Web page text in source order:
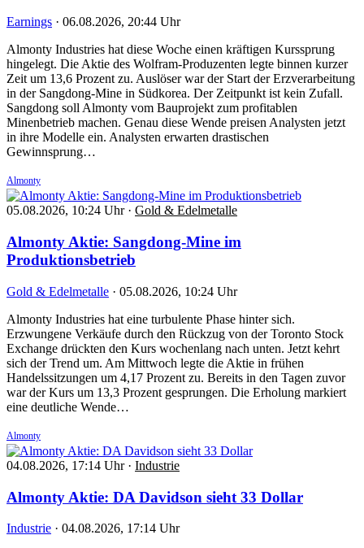
Earnings · 06.08.2026, 20:44 Uhr
Almonty Industries hat diese Woche einen kräftigen Kurssprung
hingelegt. Die Aktie des Wolfram-Produzenten legte binnen kurzer
Zeit um 13,6 Prozent zu. Auslöser war der Start der Erzverarbeitung
in der Sangdong-Mine in Südkorea. Der Zeitpunkt ist kein Zufall.
Sangdong soll Almonty vom Bauprojekt zum profitablen
Minenbetrieb machen. Genau diese Wende preisen Analysten jetzt
in ihre Modelle ein. Analysten erwarten drastischen
Gewinnsprung…
Almonty
05.08.2026, 10:24 Uhr · Gold & Edelmetalle
Almonty Aktie: Sangdong-Mine im
Produktionsbetrieb
Gold & Edelmetalle · 05.08.2026, 10:24 Uhr
Almonty Industries hat eine turbulente Phase hinter sich.
Erzwungene Verkäufe durch den Rückzug von der Toronto Stock
Exchange drückten den Kurs wochenlang nach unten. Jetzt kehrt
sich der Trend um. Am Mittwoch legte die Aktie in frühen
Handelssitzungen um 4,17 Prozent zu. Bereits in den Tagen zuvor
war der Kurs um 13,3 Prozent gesprungen. Die Erholung markiert
eine deutliche Wende…
Almonty
04.08.2026, 17:14 Uhr · Industrie
Almonty Aktie: DA Davidson sieht 33 Dollar
Industrie · 04.08.2026, 17:14 Uhr